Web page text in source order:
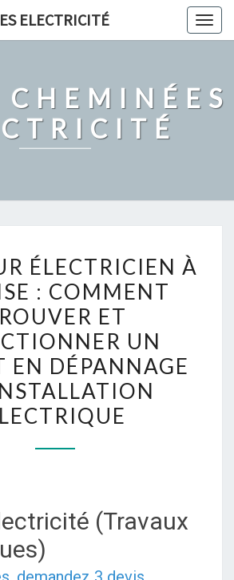
ELECTRICITÉ
ÉLECTRICIEN
À
FALAISE
:
COMMENT
TROUVER
ET
SÉLECTIONNER
DÉPANNAGE
ET
ÉLECTRIQUE
ÉLECTRICIEN À
: COMMENT
ET
UN
EN DÉPANNAGE
(Travaux